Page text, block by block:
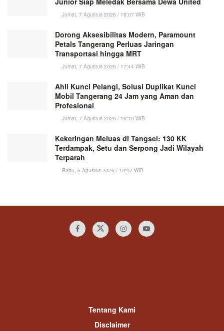
Jumat, 7 Agustus 2026 / 18:07 WIB
Dorong Aksesibilitas Modern, Paramount
Petals Tangerang Perluas Jaringan
Transportasi hingga MRT
Jumat, 7 Agustus 2026 / 17:44 WIB
Ahli Kunci Pelangi, Solusi Duplikat Kunci
Mobil Tangerang 24 Jam yang Aman dan
Profesional
Jumat, 7 Agustus 2026 / 16:10 WIB
Kekeringan Meluas di Tangsel: 130 KK
Terdampak, Setu dan Serpong Jadi Wilayah
Terparah
Rabu, 5 Agustus 2026 / 19:47 WIB
Tentang Kami
Disclaimer